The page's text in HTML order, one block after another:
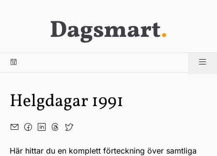
Dagsmart.
Helgdagar 1991
Här hittar du en komplett förteckning över samtliga